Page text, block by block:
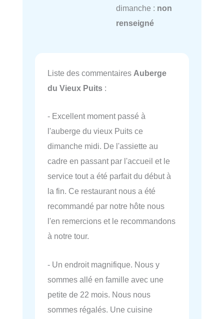
dimanche : non
renseigné
Liste des commentaires Auberge
du Vieux Puits :
- Excellent moment passé à
l'auberge du vieux Puits ce
dimanche midi. De l'assiette au
cadre en passant par l'accueil et le
service tout a été parfait du début à
la fin. Ce restaurant nous a été
recommandé par notre hôte nous
l'en remercions et le recommandons
à notre tour.
- Un endroit magnifique. Nous y
sommes allé en famille avec une
petite de 22 mois. Nous nous
sommes régalés. Une cuisine